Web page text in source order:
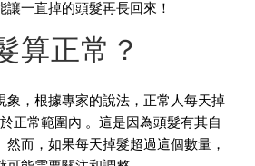
一直掉的頭髮再長回來！
算正常？
象，根據專家的說法，正常人每天掉
正常範圍內 。這是因為頭髮有其自
而，如果每天掉髮超過這個數量，